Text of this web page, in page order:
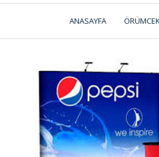
ANASAYFA